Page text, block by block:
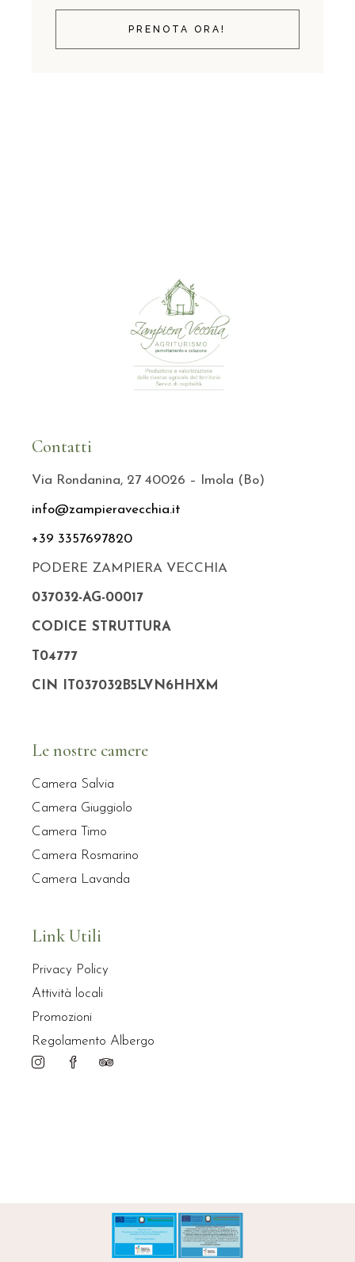
PRENOTA ORA!
Contatti
Via Rondanina, 27 40026 – Imola (Bo)
info@zampieravecchia.it
+39 3357697820
PODERE ZAMPIERA VECCHIA
037032-AG-00017
CODICE STRUTTURA
T04777
CIN IT037032B5LVN6HHXM
Le nostre camere
Camera Salvia
Camera Giuggiolo
Camera Timo
Camera Rosmarino
Camera Lavanda
Link Utili
Privacy Policy
Attività locali
Promozioni
Regolamento Albergo